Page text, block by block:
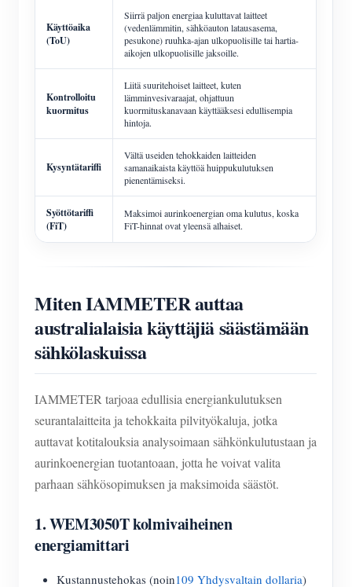
Käyttöaika
(ToU)
Siirrä paljon energiaa kuluttavat laitteet
(vedenlämmitin, sähköauton latausasema,
pesukone) ruuhka-ajan ulkopuolisille tai hartia-
aikojen ulkopuolisille jaksoille.
Kontrolloitu
kuormitus
Liitä suuritehoiset laitteet, kuten
lämminvesivaraajat, ohjattuun
kuormituskanavaan käyttääksesi edullisempia
hintoja.
Kysyntätariffi
Vältä useiden tehokkaiden laitteiden
samanaikaista käyttöä huippukulutuksen
pienentämiseksi.
Syöttötariffi
(FiT)
Maksimoi aurinkoenergian oma kulutus, koska
FiT-hinnat ovat yleensä alhaiset.
Miten IAMMETER auttaa
australialaisia käyttäjiä säästämään
sähkölaskuissa
IAMMETER tarjoaa edullisia energiankulutuksen
seurantalaitteita ja tehokkaita pilvityökaluja, jotka
auttavat kotitalouksia analysoimaan sähkönkulutustaan ja
aurinkoenergian tuotantoaan, jotta he voivat valita
parhaan sähkösopimuksen ja maksimoida säästöt.
1.WEM3050T kolmivaiheinen
energiamittari
Kustannustehokas (noin109 Yhdysvaltain dollaria)